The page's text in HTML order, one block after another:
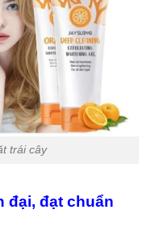
trái cây
đại, đạt chuẩn